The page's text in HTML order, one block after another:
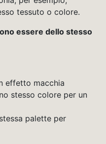
tessuto o colore.
essere dello stesso
effetto macchia
stesso colore per un
palette per